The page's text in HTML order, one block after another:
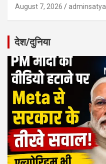
August 7, 2026 adminsatya
देश/दुनिया